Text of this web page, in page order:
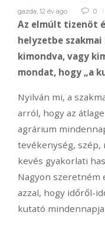
gazda, 12 év ago 0
Az elmúlt tizenöt
helyzetbe szakmai
kimondva, vagy
mondat, hogy „a
Nyilván mi, a
arról, hogy az
agrárium
tevékenység, szép,
kevés gyakorlati
Nagyon szeretném
azzal, hogy időről-
kutató